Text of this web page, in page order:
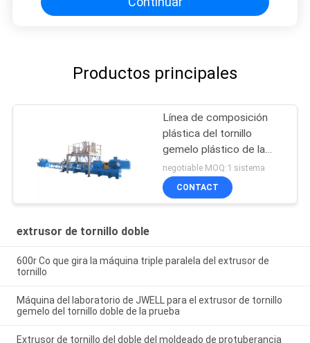
Productos principales
Línea de composición
plástica del tornillo
gemelo plástico de la
ingeniería de la PC del PA
negotiable MOQ:1 sistema
CONTACT
extrusor de tornillo doble
600r Co que gira la máquina triple paralela del extrusor de
tornillo
Máquina del laboratorio de JWELL para el extrusor de tornillo
gemelo del tornillo doble de la prueba
Extrusor de tornillo del doble del moldeado de protuberancia